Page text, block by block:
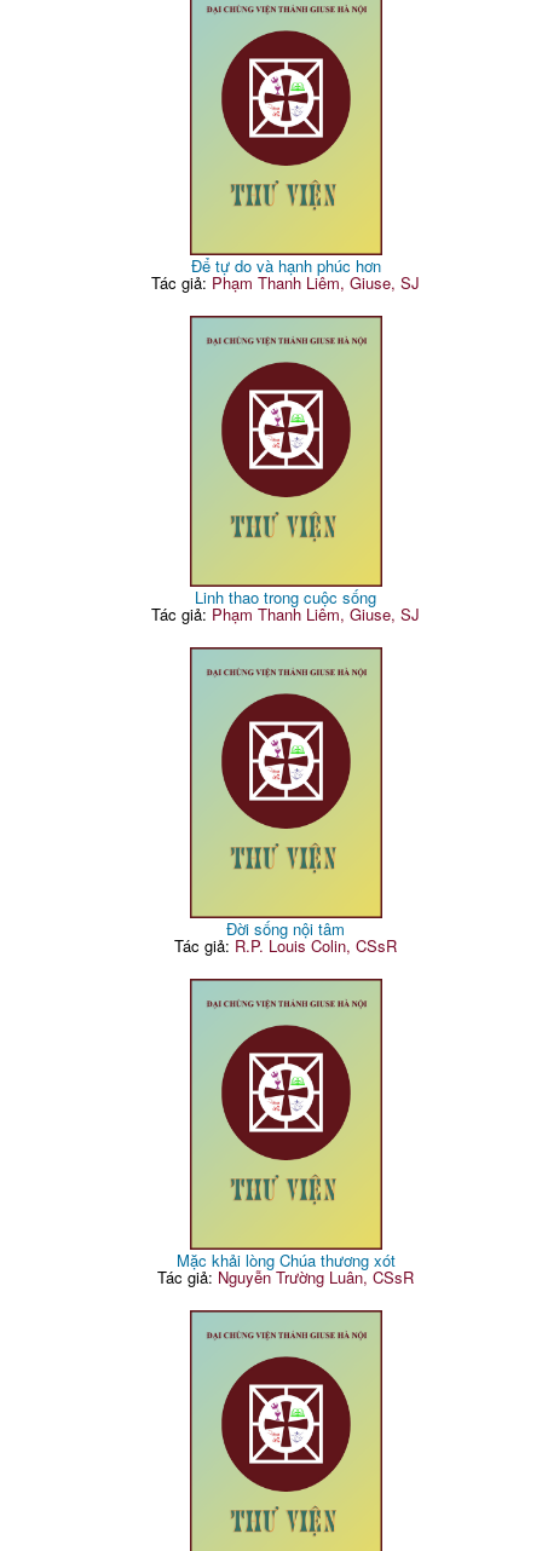
Để tự do và hạnh phúc hơn
Tác giả: Phạm Thanh Liêm, Giuse, SJ
Linh thao trong cuộc sống
Tác giả: Phạm Thanh Liêm, Giuse, SJ
Đời sống nội tâm
Tác giả: R.P. Louis Colin, CSsR
Mặc khải lòng Chúa thương xót
Tác giả: Nguyễn Trường Luân, CSsR